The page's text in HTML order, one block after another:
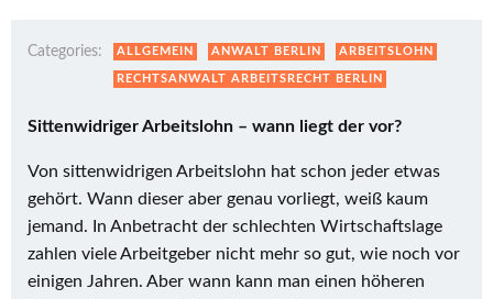
Categories: ALLGEMEIN ANWALT BERLIN ARBEITSLOHN
RECHTSANWALT ARBEITSRECHT BERLIN
Sittenwidriger Arbeitslohn – wann liegt der vor?
Von sittenwidrigen Arbeitslohn hat schon jeder etwas
gehört. Wann dieser aber genau vorliegt, weiß kaum
jemand. In Anbetracht der schlechten Wirtschaftslage
zahlen viele Arbeitgeber nicht mehr so gut, wie noch vor
einigen Jahren. Aber wann kann man einen höheren